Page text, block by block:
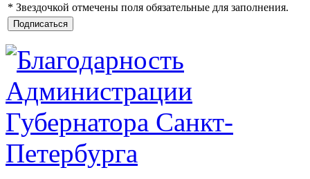
* Звездочкой отмечены поля обязательные для заполнения.